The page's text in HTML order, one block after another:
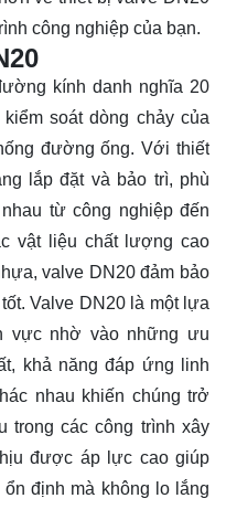
công nghiệp của bạn.
kính danh nghĩa 20
soát dòng chảy của
đường ống. Với thiết
lắp đặt và bảo trì, phù
từ công nghiệp đến
vật liệu chất lượng cao
valve DN20 đảm bảo
Valve DN20 là một lựa
vực nhờ vào những ưu
khả năng đáp ứng linh
nhau khiến chúng trở
trong các công trình xây
được áp lực cao giúp
định mà không lo lắng